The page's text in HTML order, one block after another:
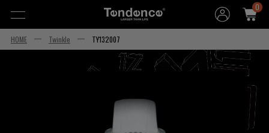
0
HOME Twinkle TY132007